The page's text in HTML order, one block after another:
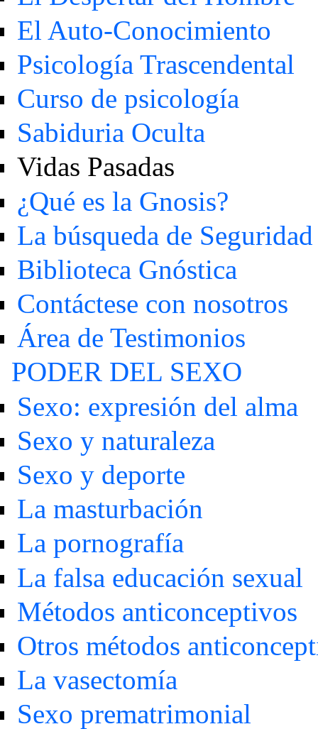
El Auto-Conocimiento
Psicología Trascendental
Curso de psicología
Sabiduria Oculta
Vidas Pasadas
¿Qué es la Gnosis?
La búsqueda de Seguridad
Biblioteca Gnóstica
Contáctese con nosotros
Área de Testimonios
PODER DEL SEXO
Sexo: expresión del alma
Sexo y naturaleza
Sexo y deporte
La masturbación
La pornografía
La falsa educación sexual
Métodos anticonceptivos
Otros métodos
La vasectomía
Sexo prematrimonial